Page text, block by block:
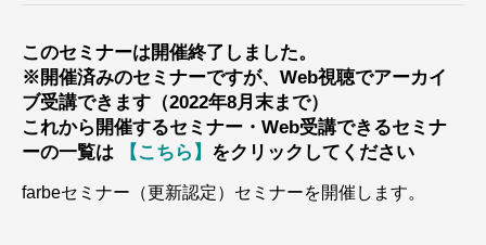
このセミナーは開催終了しました。
※開催済みのセミナーですが、Web視聴でアーカイ
ブ受講できます （2022年8月末まで）
これから開催するセミナー・Web受講できるセミナ
ーの一覧は
【こちら】 をクリックしてください
farbeセミナー（更新認定）セミナーを開催します。